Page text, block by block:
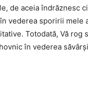
de aceia îndrăznesc
vederea sporirii mele
Totodată, Vă
în vederea